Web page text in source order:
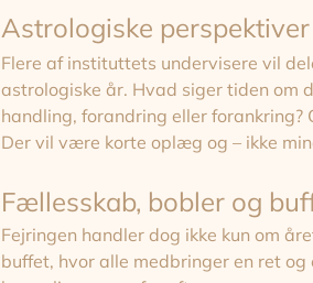
Astrologiske
Flere af instituttets undervisere vil
astrologiske år. Hvad siger tiden om
handling, forandring eller
Der vil være korte oplæg og – ikke
Fællesskab, bobler og
Fejringen handler dog ikke kun om
buffet, hvor alle medbringer en ret